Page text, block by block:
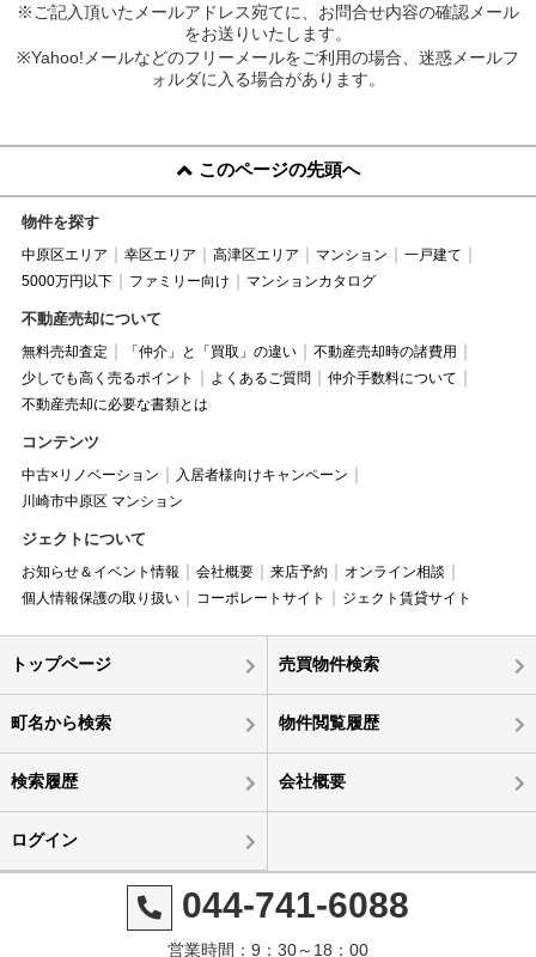
※ご記入頂いたメールアドレス宛てに、お問合せ内容の確認メール
をお送りいたします。
※Yahoo!メールなどのフリーメールをご利用の場合、迷惑メールフ
ォルダに入る場合があります。
このページの先頭へ
物件を探す
中原区エリア 幸区エリア 高津区エリア マンション
一戸建て
5000万円以下
ファミリー向け マンションカタログ
不動産売却について
無料売却査定 「仲介」と「買取」の違い
不動産売却時の諸費用
少しでも高く売るポイント
よくあるご質問
仲介手数料について
不動産売却に必要な書類とは
コンテンツ
中古×リノベーション
入居者様向けキャンペーン
川崎市中原区 マンション
ジェクトについて
お知らせ＆イベント情報 会社概要 来店予約
オンライン相談
個人情報保護の取り扱い
コーポレートサイト ジェクト賃貸サイト
トップページ 売買物件検索
町名から検索 物件閲覧履歴
検索履歴 会社概要
ログイン
044-741-6088
営業時間：9：30～18：00